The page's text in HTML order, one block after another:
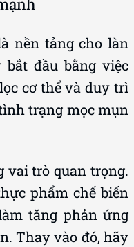
nền tảng cho làn
đầu bằng việc
cơ thể và duy trì
trạng mọc mụn
vai trò quan trọng.
phẩm chế biến
tăng phản ứng
Thay vào đó, hãy